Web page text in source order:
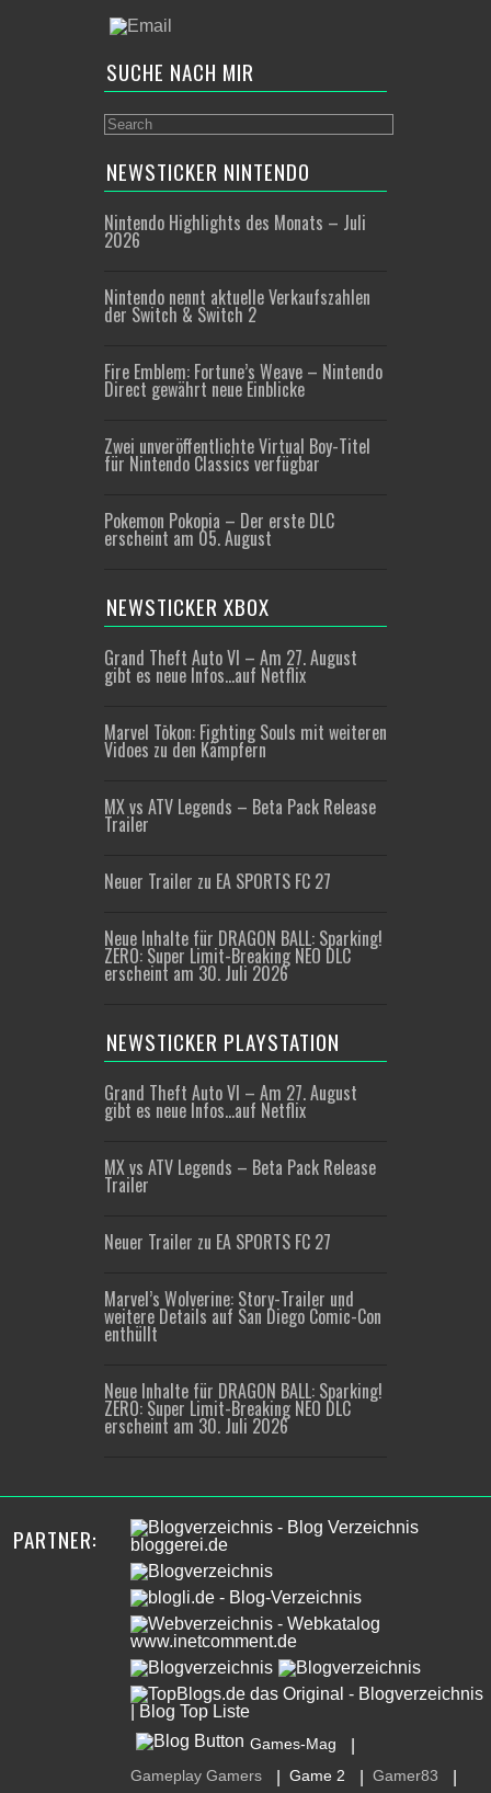
SUCHE NACH MIR
NEWSTICKER NINTENDO
Nintendo Highlights des Monats – Juli
2026
Nintendo nennt aktuelle Verkaufszahlen
der Switch & Switch 2
Fire Emblem: Fortune’s Weave – Nintendo
Direct gewährt neue Einblicke
Zwei unveröffentlichte Virtual Boy-Titel
für Nintendo Classics verfügbar
Pokemon Pokopia – Der erste DLC
erscheint am 05. August
NEWSTICKER XBOX
Grand Theft Auto VI – Am 27. August
gibt es neue Infos…auf Netflix
Marvel Tōkon: Fighting Souls mit weiteren
Vidoes zu den Kämpfern
MX vs ATV Legends – Beta Pack Release
Trailer
Neuer Trailer zu EA SPORTS FC 27
Neue Inhalte für DRAGON BALL: Sparking!
ZERO: Super Limit-Breaking NEO DLC
erscheint am 30. Juli 2026
NEWSTICKER PLAYSTATION
Grand Theft Auto VI – Am 27. August
gibt es neue Infos…auf Netflix
MX vs ATV Legends – Beta Pack Release
Trailer
Neuer Trailer zu EA SPORTS FC 27
Marvel’s Wolverine: Story-Trailer und
weitere Details auf San Diego Comic-Con
enthüllt
Neue Inhalte für DRAGON BALL: Sparking!
ZERO: Super Limit-Breaking NEO DLC
erscheint am 30. Juli 2026
PARTNER:
Games-Mag
Gameplay Gamers Game 2 Gamer83